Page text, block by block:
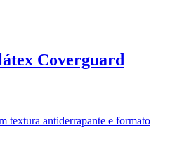
Coverguard